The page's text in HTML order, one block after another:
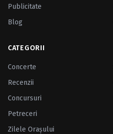
Publicitate
Blog
CATEGORII
Concerte
Recenzii
Concursuri
Petreceri
Zilele Oraşului